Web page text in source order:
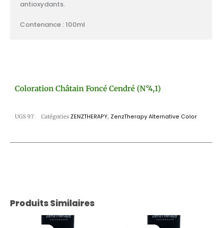
Produits Similaires
Le
Le
antioxydants.
Contenance : 100ml
Coloration Châtain Foncé Cendré (n°4,1)
UGS 97 Catégories ZENZTHERAPY, ZenzTherapy Alternative Color